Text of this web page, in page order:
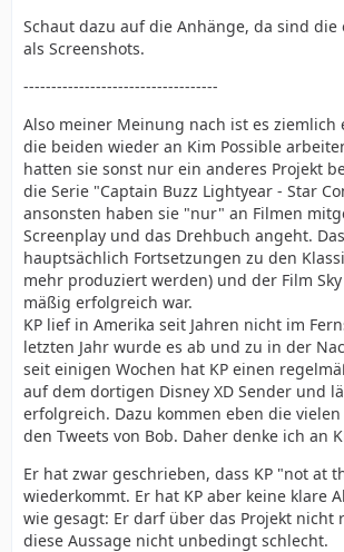
Schaut dazu auf die Anhänge, da sind die
als Screenshots.
-----------------------------------
Also meiner Meinung nach ist es ziemlich
die beiden wieder an Kim Possible
hatten sie sonst nur ein anderes Projekt
die Serie "Captain Buzz Lightyear - Star
ansonsten haben sie "nur" an Filmen
Screenplay und das Drehbuch angeht.
hauptsächlich Fortsetzungen zu den
mehr produziert werden) und der Film
mäßig erfolgreich war.
KP lief in Amerika seit Jahren nicht im
letzten Jahr wurde es ab und zu in der
seit einigen Wochen hat KP einen
auf dem dortigen Disney XD Sender und
erfolgreich. Dazu kommen eben die
den Tweets von Bob. Daher denke ich an
Er hat zwar geschrieben, dass KP "not at
wiederkommt. Er hat KP aber keine klare
wie gesagt: Er darf über das Projekt nicht
diese Aussage nicht unbedingt schlecht.